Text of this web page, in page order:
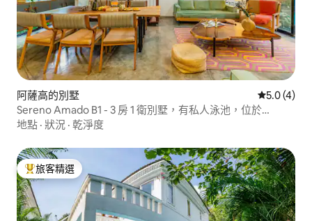
阿薩高的別墅 從 4 則評
5.0 (4)
Sereno Amado B1 - 3 房 1 衛別墅，有私人泳池，位於
Assagaon
地點 · 狀況 · 乾淨度
旅客精選榜首
旅客精選